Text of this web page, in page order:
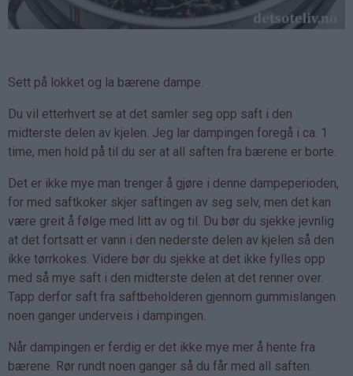
Sett på lokket og la bærene dampe.
Du vil etterhvert se at det samler seg opp saft i den
midterste delen av kjelen. Jeg lar dampingen foregå i ca. 1
time, men hold på til du ser at all saften fra bærene er borte.
Det er ikke mye man trenger å gjøre i denne dampeperioden,
for med saftkoker skjer saftingen av seg selv, men det kan
være greit å følge med litt av og til. Du bør du sjekke jevnlig
at det fortsatt er vann i den nederste delen av kjelen så den
ikke tørrkokes. Videre bør du sjekke at det ikke fylles opp
med så mye saft i den midterste delen at det renner over.
Tapp derfor saft fra saftbeholderen gjennom gummislangen
noen ganger underveis i dampingen.
Når dampingen er ferdig er det ikke mye mer å hente fra
bærene. Rør rundt noen ganger så du får med all saften.